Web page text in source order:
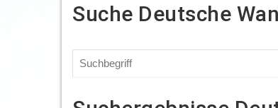
Suche Deutsche